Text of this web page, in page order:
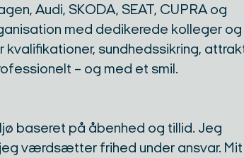
Audi, SKODA, SEAT, CUPRA og
med dedikerede kolleger og
sundhedssikring,
– og med et smil.
baseret på åbenhed og tillid. Jeg
værdsætter frihed under ansvar. Mit